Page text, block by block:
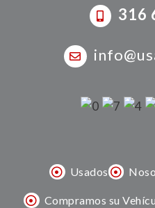
316
Usados
Compramos su